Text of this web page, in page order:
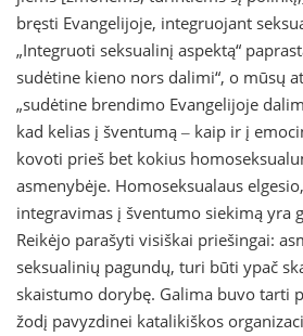
bręsti Evangelijoje, integruojant
„Integruoti seksualinį aspektą“
sudėtine kieno nors dalimi“, o mūsų
„sudėtine brendimo Evangelijoje
kad kelias į šventumą ‒ kaip ir į
kovoti prieš bet kokius
asmenybėje. Homoseksualaus
integravimas į šventumo siekimą yra
Reikėjo parašyti visiškai priešingai:
seksualinių pagundų, turi būti ypač
skaistumo dorybę. Galima buvo tarti
žodį pavyzdinei katalikiškos